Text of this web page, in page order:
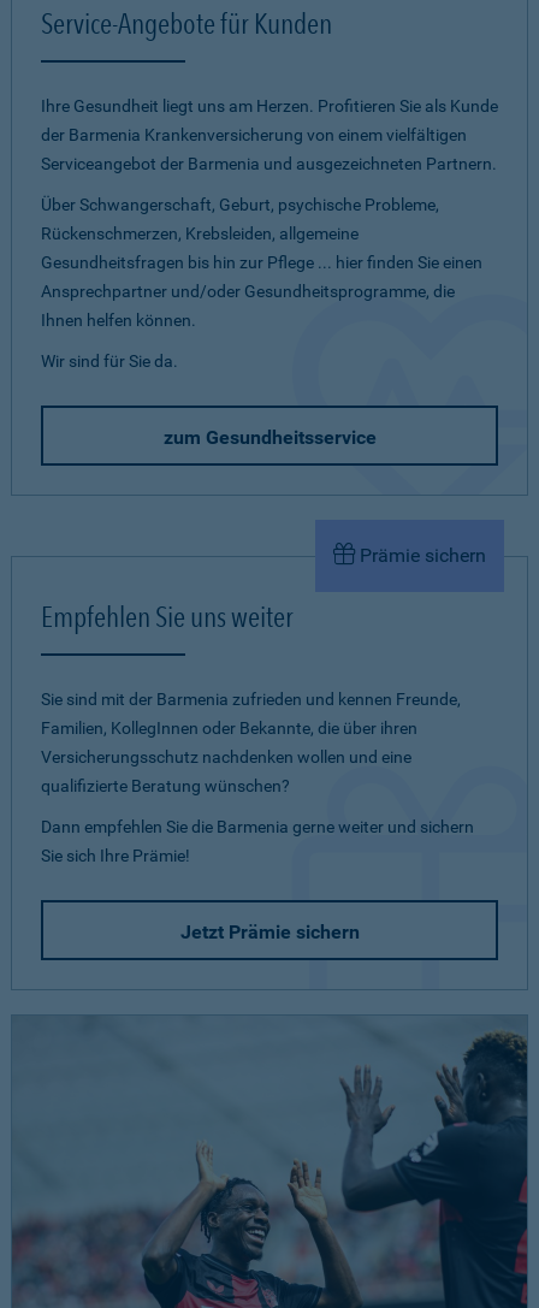
Service-Angebote für Kunden
Ihre Gesundheit liegt uns am Herzen. Profitieren Sie als Kunde
der Barmenia Krankenversicherung von einem vielfältigen
Serviceangebot der Barmenia und ausgezeichneten Partnern.
Über Schwangerschaft, Geburt, psychische Probleme,
Rückenschmerzen, Krebsleiden, allgemeine
Gesundheitsfragen bis hin zur Pflege ... hier finden Sie einen
Ansprechpartner und/oder Gesundheitsprogramme, die
Ihnen helfen können.
Wir sind für Sie da.
zum Gesundheitsservice
Prämie sichern
Empfehlen Sie uns weiter
Sie sind mit der Barmenia zufrieden und kennen Freunde,
Familien, KollegInnen oder Bekannte, die über ihren
Versicherungsschutz nachdenken wollen und eine
qualifizierte Beratung wünschen?
Dann empfehlen Sie die Barmenia gerne weiter und sichern
Sie sich Ihre Prämie!
Jetzt Prämie sichern